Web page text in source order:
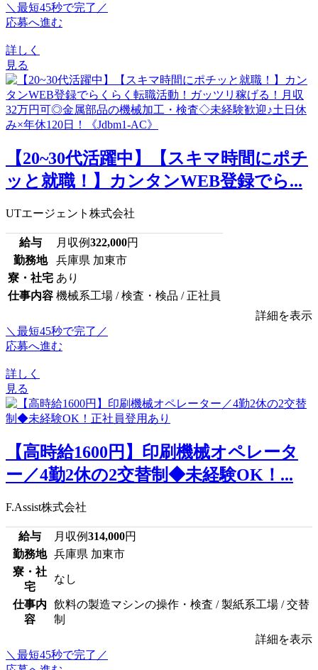
＼最短45秒で完了／
応募へ進む
詳しく
見る
【20~30代活躍中】【スキマ時間にポチ
ッと就職！】カンタンWEB登録でら...
UTエージェント株式会社
給与 月収例322,000円
勤務地
兵庫県 加東市
寮・社宅 あり
仕事内容 機械系工場 / 検査・検品 / 正社員
詳細を表示
＼最短45秒で完了／
応募へ進む
詳しく
見る
【高時給1600円】印刷機械オペレータ
ー／4勤2休の2交替制◆未経験OK！...
F.Assist株式会社
給与 月収例314,000円
勤務地
兵庫県 加東市
寮・社
宅
なし
仕事内
容
飲料の製造マシンの操作・検査 / 製紙系工場 / 交替
制
詳細を表示
＼最短45秒で完了／